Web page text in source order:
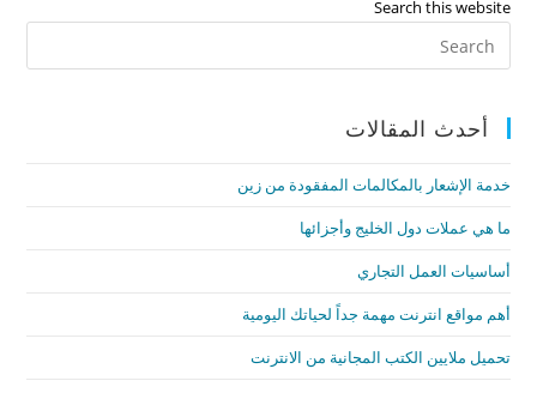
e
b
o
o
k
er
s
A
p
p
l
e
Search this website
أحدث المقالات
خدمة الإشعار بالمكالمات المفقودة من زين
ما هي عملات دول الخليج وأجزائها
أساسيات العمل التجاري
أهم مواقع انترنت مهمة جداً لحياتك اليومية
تحميل ملايين الكتب المجانية من الانترنت